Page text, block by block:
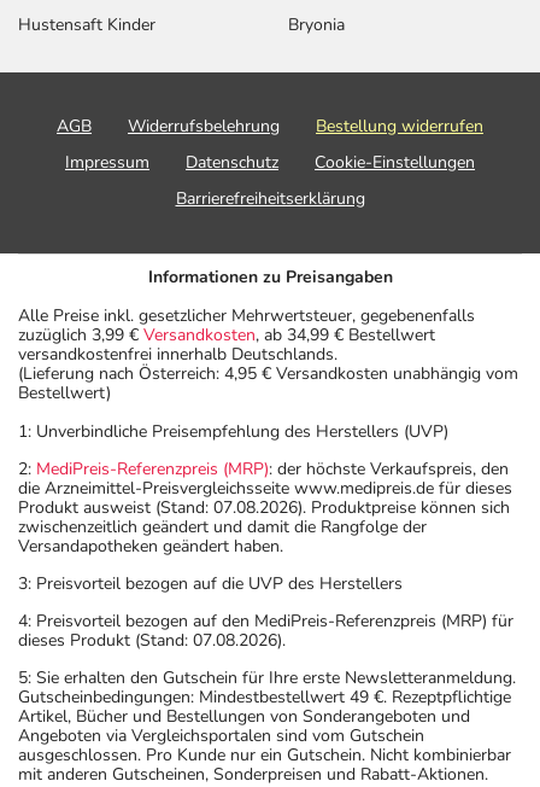
Hustensaft Kinder
Bryonia
AGB Widerrufsbelehrung
Bestellung widerrufen
Impressum
Datenschutz
Cookie-Einstellungen
Barrierefreiheitserklärung
Informationen zu Preisangaben
Alle Preise inkl. gesetzlicher Mehrwertsteuer, gegebenenfalls
zuzüglich 3,99 € Versandkosten, ab 34,99 € Bestellwert
versandkostenfrei innerhalb Deutschlands.
(Lieferung nach Österreich: 4,95 € Versandkosten unabhängig vom
Bestellwert)
1: Unverbindliche Preisempfehlung des Herstellers (UVP)
2: MediPreis-Referenzpreis (MRP): der höchste Verkaufspreis, den
die Arzneimittel-Preisvergleichsseite www.medipreis.de für dieses
Produkt ausweist (Stand: 07.08.2026). Produktpreise können sich
zwischenzeitlich geändert und damit die Rangfolge der
Versandapotheken geändert haben.
3: Preisvorteil bezogen auf die UVP des Herstellers
4: Preisvorteil bezogen auf den MediPreis-Referenzpreis (MRP) für
dieses Produkt (Stand: 07.08.2026).
5: Sie erhalten den Gutschein für Ihre erste Newsletteranmeldung.
Gutscheinbedingungen: Mindestbestellwert 49 €. Rezeptpflichtige
Artikel, Bücher und Bestellungen von Sonderangeboten und
Angeboten via Vergleichsportalen sind vom Gutschein
ausgeschlossen. Pro Kunde nur ein Gutschein. Nicht kombinierbar
mit anderen Gutscheinen, Sonderpreisen und Rabatt-Aktionen.